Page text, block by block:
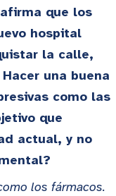
que los
hospital
la calle,
una buena
como las
que
actual, y no
los fármacos.